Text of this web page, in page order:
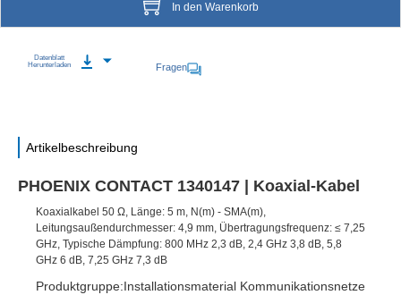
In den Warenkorb
Datenblatt
Herunterladen
Fragen
Artikelbeschreibung
PHOENIX CONTACT 1340147 | Koaxial-Kabel
Koaxialkabel 50 Ω, Länge: 5 m, N(m) - SMA(m),
Leitungsaußendurchmesser: 4,9 mm, Übertragungsfrequenz: ≤ 7,25
GHz, Typische Dämpfung: 800 MHz 2,3 dB, 2,4 GHz 3,8 dB, 5,8
GHz 6 dB, 7,25 GHz 7,3 dB
Produktgruppe:Installationsmaterial Kommunikationsnetze